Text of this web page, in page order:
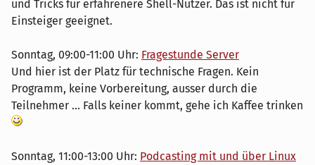
und Tricks für erfahrenere Shell-Nutzer. Das ist nicht für
Einsteiger geeignet.
Sonntag, 09:00-11:00 Uhr: Fragestunde Server
Und hier ist der Platz für technische Fragen. Kein
Programm, keine Vorbereitung, ausser durch die
Teilnehmer ... Falls keiner kommt, gehe ich Kaffee trinken
Sonntag, 11:00-13:00 Uhr: Podcasting mit und über Linux